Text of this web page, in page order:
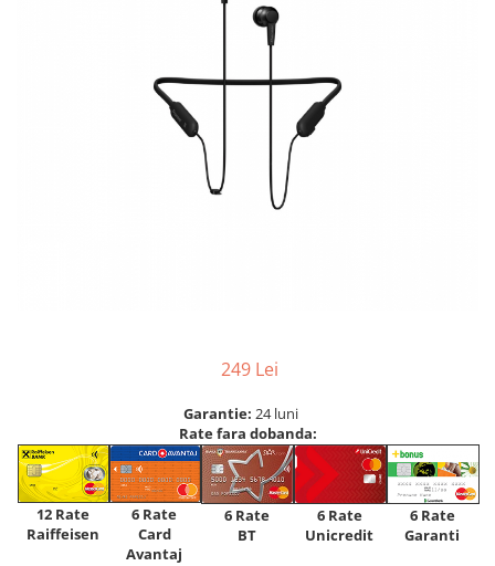
249 Lei
Garantie: 24 luni
Rate fara dobanda:
12 Rate
Raiffeisen
6 Rate
Card
Avantaj
6 Rate
BT
6 Rate
Unicredit
6 Rate
Garanti